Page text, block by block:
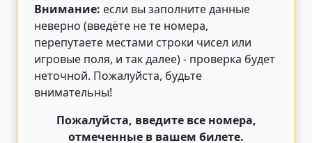
Внимание: если вы заполните данные
неверно (введёте не те номера,
перепутаете местами строки чисел или
игровые поля, и так далее) - проверка будет
неточной. Пожалуйста, будьте
внимательны!
Пожалуйста, введите все номера,
отмеченные в вашем билете.